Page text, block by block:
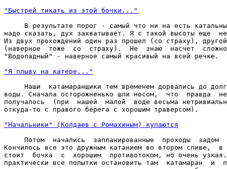
"Быстрей тикать из этой бочки..."
В результате порог - самый что ни на есть
надо сказать, дух захватывает. Я с такой высоты еще
Из двух прохождений один раз прошел (со страху),
(наверное  тоже  со  страху).  Не  знаю  насчет
"Водопадный" - наверное самый красивый на всей речке.
"Я плыву на катере..."
Наши  катамаранщики тем временем дорвались до
воды. Сначала осторожненько шли носом,  что  правда
получалось  (при  нашей  малой  воде весьма
откуда-то с правого берега с хорошим траверсом).
"Начальники" (Колдаев с Ромахиным) купаются
Потом  начались  запланированные  проходы  задом
Кончилось все это дружным катанием во втором сливе,  в
стоит  бочка  с  хорошим  противотоком, но очень
практически все попытки остановить там  катамаран  и